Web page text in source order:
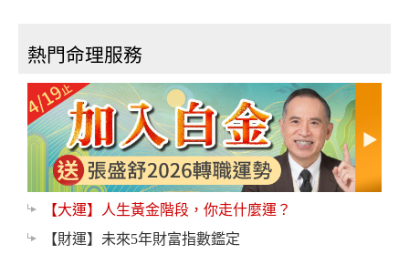
熱門命理服務
【大運】人生黃金階段，你走什麼運？
【財運】未來5年財富指數鑑定